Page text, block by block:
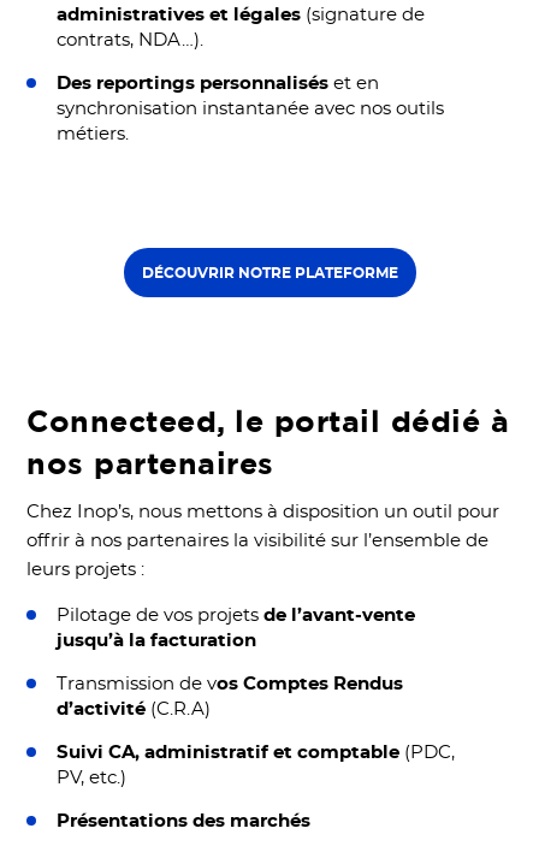
administratives et légales (signature de
contrats, NDA…).
Des reportings personnalisés et en
synchronisation instantanée avec nos outils
métiers.
DÉCOUVRIR NOTRE PLATEFORME
Connecteed, le portail dédié à
nos partenaires
Chez Inop’s, nous mettons à disposition un outil pour
offrir à nos partenaires la visibilité sur l’ensemble de
leurs projets :
Pilotage de vos projetsde l’avant-vente
jusqu’à la facturation
Transmission de vos Comptes Rendus
d’activité (C.R.A)
Suivi CA, administratif et comptable (PDC,
PV, etc.)
Présentations des marchés